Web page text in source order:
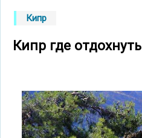
Кипр
Кипр где отдохнуть